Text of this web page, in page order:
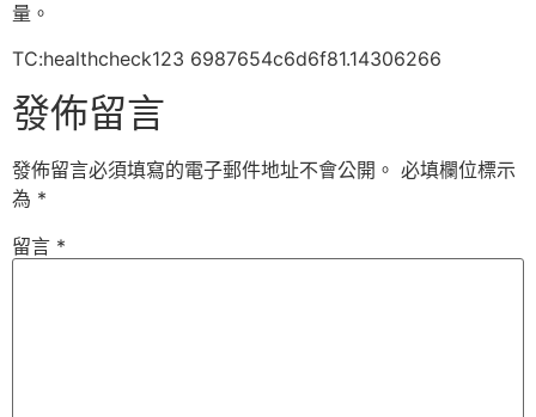
量。
TC:healthcheck123 6987654c6d6f81.14306266
發佈留言
發佈留言必須填寫的電子郵件地址不會公開。 必填欄位標示
為 *
留言 *